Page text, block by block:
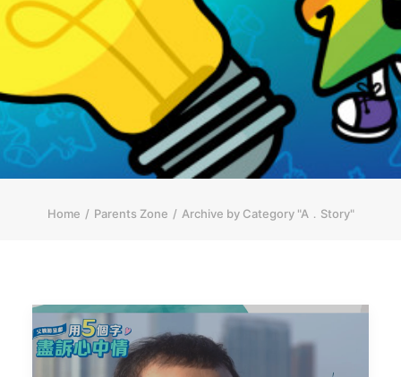
IMPACT
RESOURCES
繁體
简体
HOME PAGE
Home Parents Zone Archive by Category "A．Story"